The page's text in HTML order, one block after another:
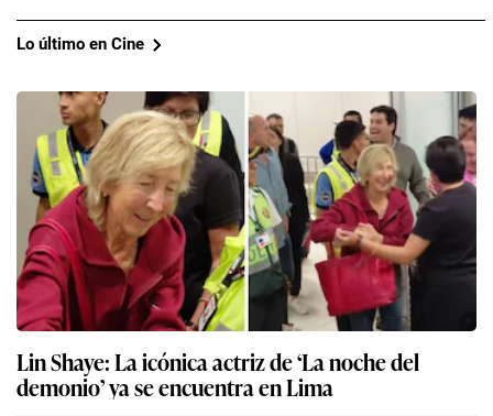
Lo último en Cine
Lin Shaye: La icónica actriz de ‘La noche del
demonio’ ya se encuentra en Lima